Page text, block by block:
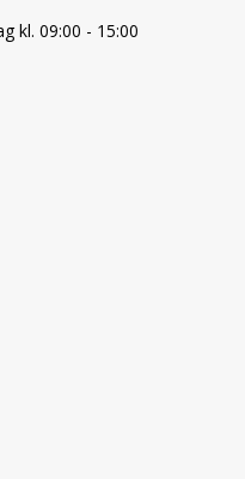
kl. 09:00 - 15:00